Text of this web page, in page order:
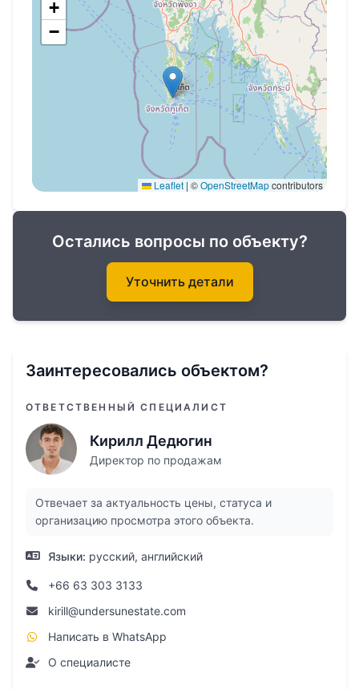
Не упустите возможность купить
недвижимость на Пхукете в комплексе Villa
Suksan на Раваи!
Право собственности: leasehold.
+
−
Leaflet | ©OpenStreetMapcontributors
Остались вопросы по объекту?
Уточнить детали
Заинтересовались объектом?
ОТВЕТСТВЕННЫЙ СПЕЦИАЛИСТ
Кирилл Дедюгин
Директор по продажам
Отвечает за актуальность цены, статуса и
организацию просмотра этого объекта.
Языки: русский, английский
+66 63 303 3133
kirill@undersunestate.com
Написать в WhatsApp
О специалисте